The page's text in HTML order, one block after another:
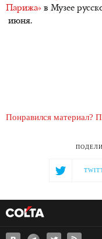
Парижа» в Музее
июня.
Понравился материал?